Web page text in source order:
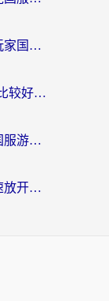
巴西怎么玩枫叶岛不卡顿？海外玩家国服游戏加速器终极指南（含战双野兽领主提速秘籍）
英国玩古剑奇谭OL用什么加速器比较好？留学生亲测有效的国服游戏加速指南
在英国打炉石传说卡吗？海外党国服游戏不卡顿的终极指南
海外党必看！那个手游加速器加速放开那三国3最好？一篇解决国服游戏卡顿难题